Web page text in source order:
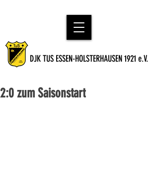
DJK TUS ESSEN-HOLSTERHAUSEN 1921 e.V.
2:0 zum Saisonstart